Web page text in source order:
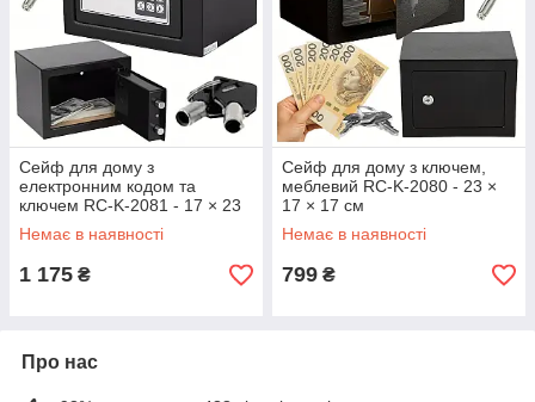
Сейф для дому з
електронним кодом та
ключем RC-K-2081 - 17 × 23
× 17 см
Немає в наявності
1 175 ₴
Сейф для дому з ключем,
меблевий RC-K-2080 - 23 ×
17 × 17 см
Немає в наявності
799 ₴
Про нас